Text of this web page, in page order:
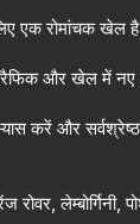
एक रोमांचक खेल
और खेल में नए
करें और
लेम्बोर्गिनी,